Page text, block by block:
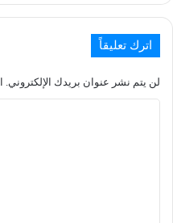
اترك تعليقاً
لن يتم نشر عنوان بريدك الإلكتروني.